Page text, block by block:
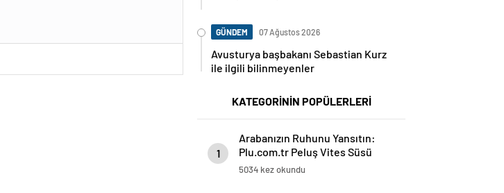
GÜNDEM 07 Ağustos 2026
Avusturya başbakanı Sebastian Kurz
ile ilgili bilinmeyenler
KATEGORİNİN POPÜLERLERİ
1
Arabanızın Ruhunu Yansıtın:
Plu.com.tr Peluş Vites Süsü
Modelleri
5034 kez okundu